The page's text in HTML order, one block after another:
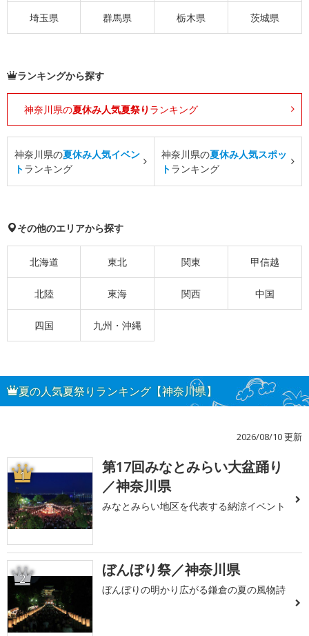
埼玉県 群馬県 栃木県 茨城県
ランキングから探す
神奈川県の夏休み人気夏祭り ランキング
神奈川県の夏休み人気イベン
トランキング
神奈川県の夏休み人気スポッ
トランキング
その他のエリアから探す
北海道 東北 関東 甲信越
北陸 東海 関西 中国
四国 九州・沖縄
夏の人気夏祭りランキング【神奈川県】
2026/08/10 更新
1
第17回みなとみらい大盆踊り
／神奈川県
みなとみらい地区を代表する納涼イベント
2 ぼんぼり祭／神奈川県
ぼんぼりの明かり広がる鎌倉の夏の風物詩